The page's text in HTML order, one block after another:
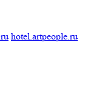
hotel.artpeople.ru